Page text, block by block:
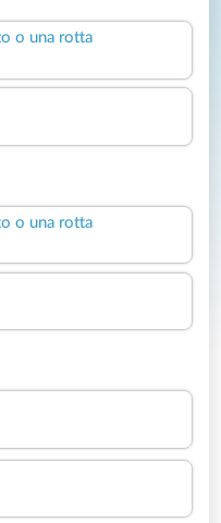
o una rotta
o una rotta